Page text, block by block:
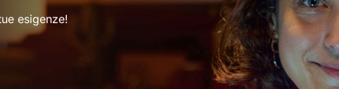
esigenze!